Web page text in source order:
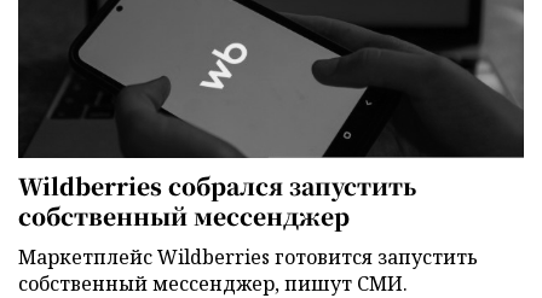
Wildberries собрался запустить
собственный мессенджер
Маркетплейс Wildberries готовится запустить
собственный мессенджер, пишут СМИ.